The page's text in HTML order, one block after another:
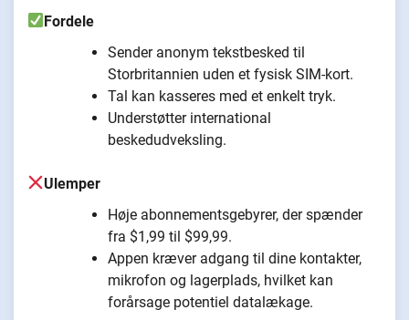
Fordele
Sender anonym tekstbesked til
Storbritannien uden et fysisk SIM-kort.
Tal kan kasseres med et enkelt tryk.
Understøtter international
beskedudveksling.
Ulemper
Høje abonnementsgebyrer, der spænder
fra $1,99 til $99,99.
Appen kræver adgang til dine kontakter,
mikrofon og lagerplads, hvilket kan
forårsage potentiel datalækage.